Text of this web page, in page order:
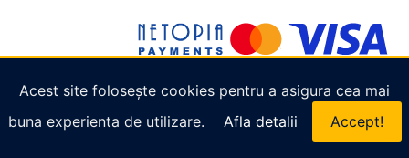
Acest site folosește cookies pentru a asigura cea mai
buna experienta de utilizare.
Afla detalii Accept!
Copyright © 2026 Cruiseget.com . Toate drepturile
rezervate.